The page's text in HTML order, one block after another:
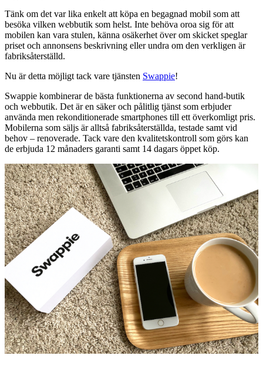
Tänk om det var lika enkelt att köpa en begagnad mobil som att
besöka vilken webbutik som helst. Inte behöva oroa sig för att
mobilen kan vara stulen, känna osäkerhet över om skicket speglar
priset och annonsens beskrivning eller undra om den verkligen är
fabriksåterställd.
Nu är detta möjligt tack vare tjänsten Swappie!
Swappie kombinerar de bästa funktionerna av second hand-butik
och webbutik. Det är en säker och pålitlig tjänst som erbjuder
använda men rekonditionerade smartphones till ett överkomligt pris.
Mobilerna som säljs är alltså fabriksåterställda, testade samt vid
behov – renoverade. Tack vare den kvalitetskontroll som görs kan
de erbjuda 12 månaders garanti samt 14 dagars öppet köp.